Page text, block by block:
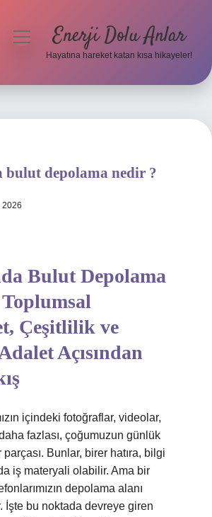
menüyüEnerji Dolu Anlar
Hayatına hareket katan kısa hikayeler!
bulut depolama nedir ?
2026
Bulut Depolama
Çeşitlilik ve
Açısından
içindeki fotoğraflar, videolar,
fazlası, çoğumuzun günlük
parçası. Bunlar, birer hatıra, bilgi
iş materyali olabilir. Ama bir
depolama alanı
İşte bu noktada devreye giren